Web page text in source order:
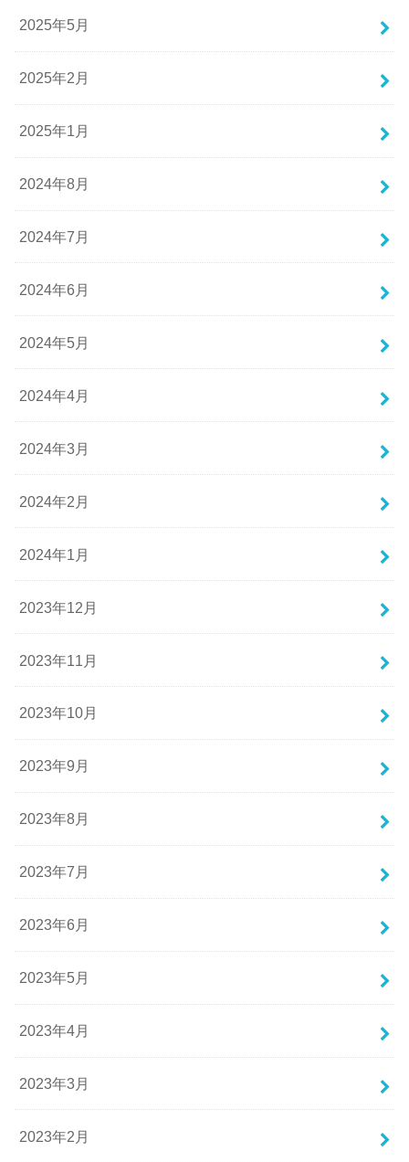
2025年5月
2025年2月
2025年1月
2024年8月
2024年7月
2024年6月
2024年5月
2024年4月
2024年3月
2024年2月
2024年1月
2023年12月
2023年11月
2023年10月
2023年9月
2023年8月
2023年7月
2023年6月
2023年5月
2023年4月
2023年3月
2023年2月